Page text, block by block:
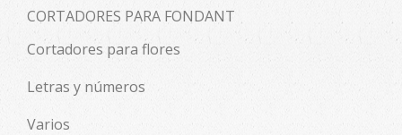
CORTADORES PARA FONDANT
Cortadores para flores
Letras y números
Varios